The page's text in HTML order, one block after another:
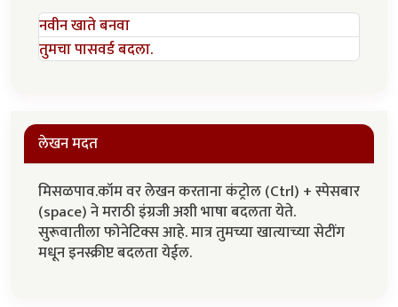
नवीन खाते बनवा
तुमचा पासवर्ड बदला.
लेखन मदत
मिसळपाव.कॉम वर लेखन करताना कंट्रोल (Ctrl) + स्पेसबार
(space) ने मराठी इंग्रजी अशी भाषा बदलता येते.
सुरूवातीला फोनेटिक्स आहे. मात्र तुमच्या खात्याच्या सेटींग
मधून इनस्क्रीप्ट बदलता येईल.